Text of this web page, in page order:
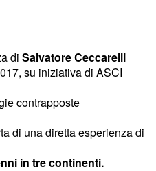
di Salvatore Ceccarelli
su iniziativa di ASCI
contrapposte
di una diretta esperienza di
in tre continenti.